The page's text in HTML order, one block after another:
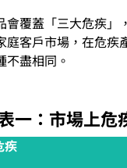
會覆蓋「三大危疾
庭客戶市場，在危
不盡相同。
一：市場上危
疾